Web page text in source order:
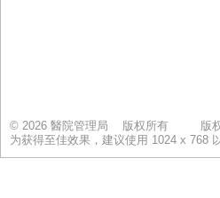
© 2026 醫院管理局 版权所有 版
为获得至佳效果，建议使用 1024 x 768